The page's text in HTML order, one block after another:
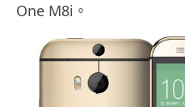
One M8i。